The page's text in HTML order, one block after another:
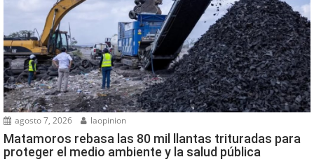
agosto 7, 2026 laopinion
Matamoros rebasa las 80 mil llantas trituradas para
proteger el medio ambiente y la salud pública